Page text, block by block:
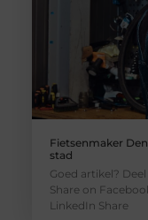
Fietsenmaker
stad
Goed artikel?
Share on
LinkedIn Share